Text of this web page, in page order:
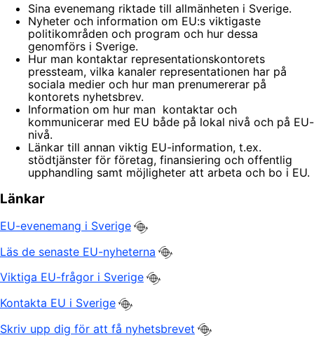
Sina evenemang riktade till allmänheten i Sverige.
Nyheter och information om EU:s viktigaste
politikområden och program och hur dessa
genomförs i Sverige.
Hur man kontaktar representationskontorets
pressteam, vilka kanaler representationen har på
sociala medier och hur man prenumererar på
kontorets nyhetsbrev.
Information om hur man kontaktar och
kommunicerar med EU både på lokal nivå och på EU-
nivå.
Länkar till annan viktig EU-information, t.ex.
stödtjänster för företag, finansiering och offentlig
upphandling samt möjligheter att arbeta och bo i EU.
Länkar
EU-evenemang i Sverige
Läs de senaste EU-nyheterna
Viktiga EU-frågor i Sverige
Kontakta EU i Sverige
Skriv upp dig för att få nyhetsbrevet